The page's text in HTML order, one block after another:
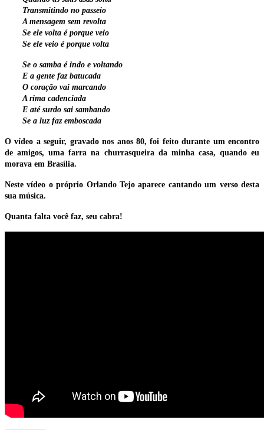
Transmitindo no passeio
A mensagem sem revolta
Se ele volta é porque veio
Se ele veio é porque volta
Se o samba é indo e voltando
E a gente faz batucada
O coração vai marcando
A rima cadenciada
E até surdo sai sambando
Se a luz faz emboscada
O vídeo a seguir, gravado nos anos 80, foi feito durante um encontro
de amigos, uma farra na churrasqueira da minha casa, quando eu
morava em Brasília.
Neste vídeo o próprio Orlando Tejo aparece cantando um verso desta
sua música.
Quanta falta você faz, seu cabra!